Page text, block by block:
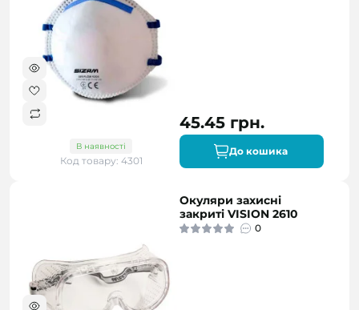
В наявності
Код товару: 4301
45.45 грн.
До кошика
Окуляри захисні
закриті VISION 2610
0